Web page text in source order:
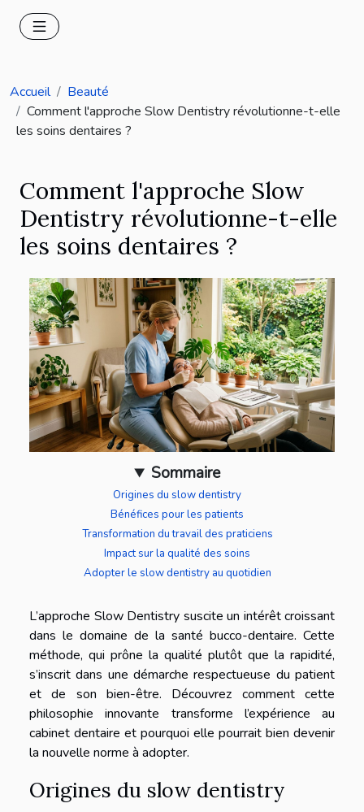
Accueil
Beauté
Comment l'approche Slow Dentistry révolutionne-t-elle
les soins dentaires ?
Comment l'approche Slow
Dentistry révolutionne-t-elle
les soins dentaires ?
Sommaire
Origines du slow dentistry
Bénéfices pour les patients
Transformation du travail des praticiens
Impact sur la qualité des soins
Adopter le slow dentistry au quotidien
L’approche Slow Dentistry suscite un intérêt croissant
dans le domaine de la santé bucco-dentaire. Cette
méthode, qui prône la qualité plutôt que la rapidité,
s’inscrit dans une démarche respectueuse du patient
et de son bien-être. Découvrez comment cette
philosophie innovante transforme l’expérience au
cabinet dentaire et pourquoi elle pourrait bien devenir
la nouvelle norme à adopter.
Origines du slow dentistry